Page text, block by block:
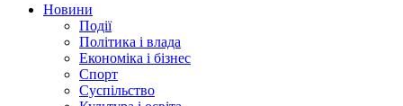
Новини
Події
Політика і влада
Економіка і бізнес
Спорт
Суспільство